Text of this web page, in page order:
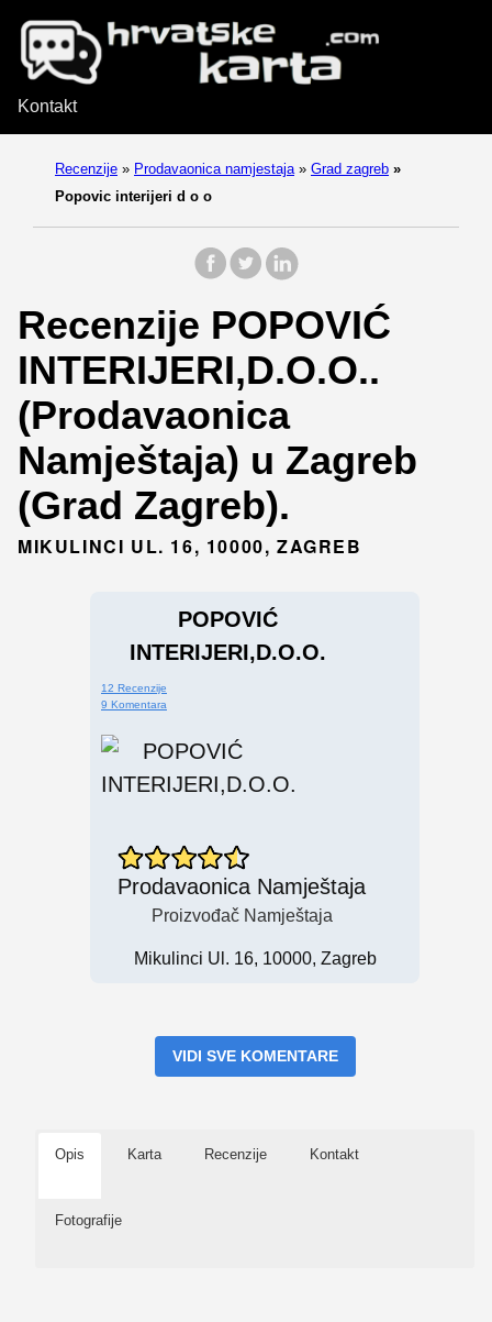
Kontakt
Recenzije » Prodavaonica namjestaja » Grad zagreb »
Popovic interijeri d o o
Recenzije POPOVIĆ
INTERIJERI,D.O.O..
(Prodavaonica
Namještaja) u Zagreb
(Grad Zagreb).
MIKULINCI UL. 16, 10000, ZAGREB
POPOVIĆ
INTERIJERI,D.O.O.
12 Recenzije
9 Komentara
Prodavaonica Namještaja
Proizvođač Namještaja
Mikulinci Ul. 16, 10000, Zagreb
VIDI SVE KOMENTARE
Opis Karta Recenzije Kontakt
Fotografije